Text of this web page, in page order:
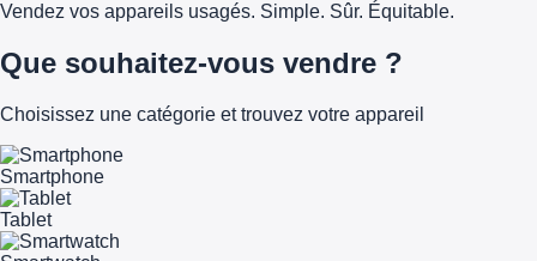
Vendez vos appareils usagés. Simple. Sûr. Équitable.
Que souhaitez-vous vendre ?
Choisissez une catégorie et trouvez votre appareil
Smartphone
Tablet